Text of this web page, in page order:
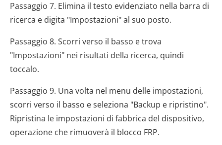
Passaggio 7. Elimina il testo evidenziato nella barra di
ricerca e digita "Impostazioni" al suo posto.
Passaggio 8. Scorri verso il basso e trova
"Impostazioni" nei risultati della ricerca, quindi
toccalo.
Passaggio 9. Una volta nel menu delle impostazioni,
scorri verso il basso e seleziona "Backup e ripristino".
Ripristina le impostazioni di fabbrica del dispositivo,
operazione che rimuoverà il blocco FRP.